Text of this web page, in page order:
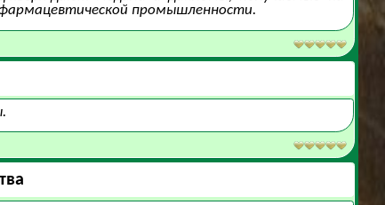
промышленности.